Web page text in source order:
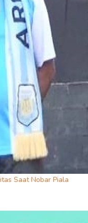
Saat Nobar Piala